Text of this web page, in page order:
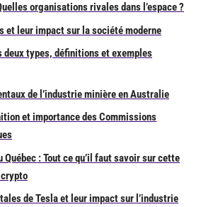
organisations rivales dans l’espace ?
et leur impact sur la société moderne
types, définitions et exemples
de l’industrie minière en Australie
et importance des Commissions
Québec : Tout ce qu’il faut savoir sur cette
crypto
de Tesla et leur impact sur l’industrie